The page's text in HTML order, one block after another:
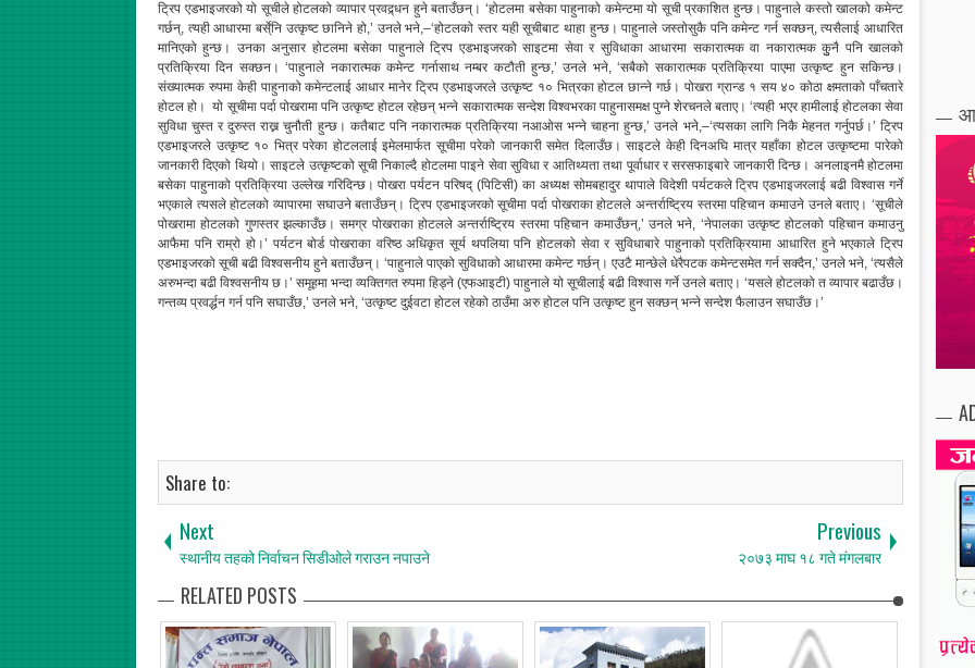
ट्रिप एडभाइजरको यो सूचीले होटलको व्यापार प्रवद्र्धन हुने बताउँछन्। ‘होटलमा बसेका पाहुनाको कमेन्टमा यो सूची प्रकाशित हुन्छ। पाहुनाले कस्तो खालको कमेन्ट
गर्छन्, त्यही आधारमा बर्से्नि उत्कृष्ट छानिने हो,’ उनले भने,–‘होटलको स्तर यही सूचीबाट थाहा हुन्छ। पाहुनाले जस्तोसुकै पनि कमेन्ट गर्न सक्छन्, त्यसैलाई आधारित
मानिएको हुन्छ। उनका अनुसार होटलमा बसेका पाहुनाले ट्रिप एडभाइजरको साइटमा सेवा र सुविधाका आधारमा सकारात्मक वा नकारात्मक कुुनै पनि खालको
प्रतिक्रिया दिन सक्छन। ‘पाहुनाले नकारात्मक कमेन्ट गर्नासाथ नम्बर कटौती हुन्छ,’ उनले भने, ‘सबैको सकारात्मक प्रतिक्रिया पाएमा उत्कृष्ट हुन सकिन्छ।
संख्यात्मक रुपमा केही पाहुनाको कमेन्टलाई आधार मानेर ट्रिप एडभाइजरले उत्कृष्ट १० भित्रका होटल छान्ने गर्छ। पोखरा ग्रान्ड १ सय ४० कोठा क्षमताको पाँचतारे
होटल हो। यो सूचीमा पर्दा पोखरामा पनि उत्कृष्ट होटल रहेछन् भन्ने सकारात्मक सन्देश विश्वभरका पाहुनासमक्ष पुग्ने शेरचनले बताए। ‘त्यही भएर हामीलाई होटलका सेवा
सुविधा चुस्त र दुरुस्त राख्न चुनौती हुन्छ। कतैबाट पनि नकारात्मक प्रतिक्रिया नआओस भन्ने चाहना हुन्छ,’ उनले भने,–‘त्यसका लागि निकै मेहनत गर्नुपर्छ।’ ट्रिप
एडभाइजरले उत्कृष्ट १० भित्र परेका होटललाई इमेलमार्फत सूचीमा परेको जानकारी समेत दिलाउँछ। साइटले केही दिनअघि मात्र यहाँका होटल उत्कृष्टमा पारेको
जानकारी दिएको थियो। साइटले उत्कृष्टको सूची निकाल्दै होटलमा पाइने सेवा सुविधा र आतिथ्यता तथा पूर्वाधार र सरसफाइबारे जानकारी दिन्छ। अनलाइनमै होटलमा
बसेका पाहुनाको प्रतिक्रिया उल्लेख गरिदिन्छ। पोखरा पर्यटन परिषद् (पिटिसी) का अध्यक्ष सोमबहादुर थापाले विदेशी पर्यटकले ट्रिप एडभाइजरलाई बढी विश्वास गर्ने
भएकाले त्यसले होटलको व्यापारमा सघाउने बताउँछन्। ट्रिप एडभाइजरको सूचीमा पर्दा पोखराका होटलले अन्तर्राष्ट्रिय स्तरमा पहिचान कमाउने उनले बताए। ‘सूचीले
पोखरामा होटलको गुणस्तर झल्काउँछ। समग्र पोखराका होटलले अन्तर्राष्ट्रिय स्तरमा पहिचान कमाउँछन्,’ उनले भने, ‘नेपालका उत्कृष्ट होटलको पहिचान कमाउनु
आफैमा पनि राम्रो हो।’ पर्यटन बोर्ड पोखराका वरिष्ठ अधिकृत सूर्य थपलिया पनि होटलको सेवा र सुविधाबारे पाहुनाको प्रतिक्रियामा आधारित हुने भएकाले ट्रिप
एडभाइजरको सूची बढी विश्वसनीय हुने बताउँछन्। ‘पाहुनाले पाएको सुविधाको आधारमा कमेन्ट गर्छन्। एउटै मान्छेले धेरैपटक कमेन्टसमेत गर्न सक्दैन,’ उनले भने, ‘त्यसैले
अरुभन्दा बढी विश्वसनीय छ।’ समूहमा भन्दा व्यक्तिगत रुपमा हिड्ने (एफआइटी) पाहुनाले यो सूचीलाई बढी विश्वास गर्ने उनले बताए। ‘यसले होटलको त व्यापार बढाउँछ।
गन्तव्य प्रवर्द्धन गर्न पनि सघाउँछ,’ उनले भने, ‘उत्कृष्ट दुईवटा होटल रहेको ठाउँमा अरु होटल पनि उत्कृष्ट हुन सक्छन् भन्ने सन्देश फैलाउन सघाउँछ।’
Share to:
Next
स्थानीय तहको निर्वाचन सिडीओले गराउन नपाउने
Previous
२०७३ माघ १८ गते मंगलबार
RELATED POSTS